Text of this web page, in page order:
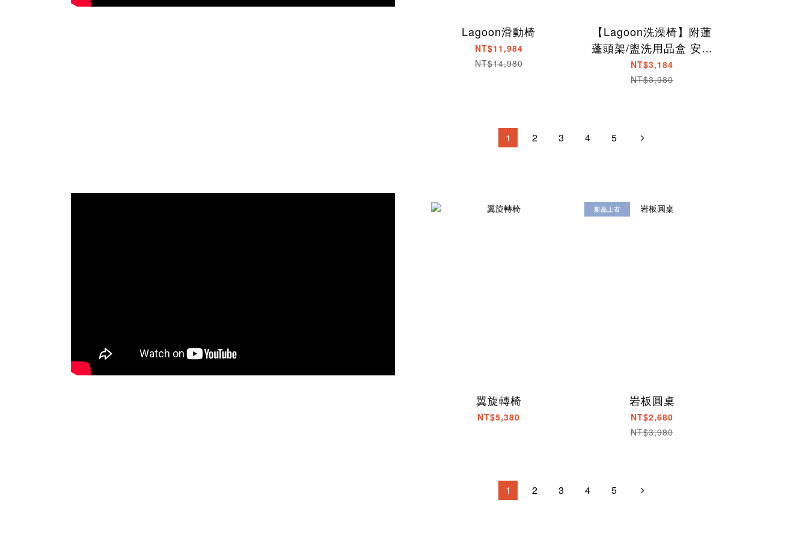
Lagoon滑動椅
NT$11,984
NT$14,980
【Lagoon洗澡椅】附蓮
蓬頭架/盥洗用品盒 安全
靠背/扶手/防滑腳墊
NT$3,184
NT$3,980
1 2 3 4 5
翼旋轉椅
NT$5,380
新品上市
岩板圓桌
NT$2,680
NT$3,980
1 2 3 4 5